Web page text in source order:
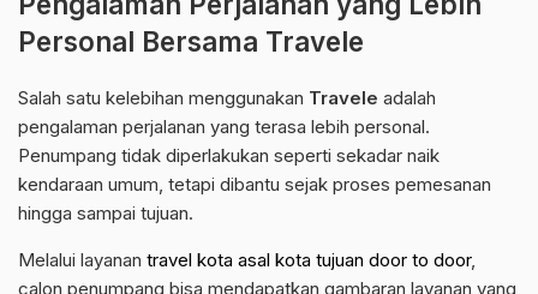
Personal Bersama Travele
Salah satu kelebihan menggunakan Travele adalah
pengalaman perjalanan yang terasa lebih personal.
Penumpang tidak diperlakukan seperti sekadar naik
kendaraan umum, tetapi dibantu sejak proses pemesanan
hingga sampai tujuan.
Melalui layanan travel kota asal kota tujuan door to door,
calon penumpang bisa mendapatkan gambaran layanan yang